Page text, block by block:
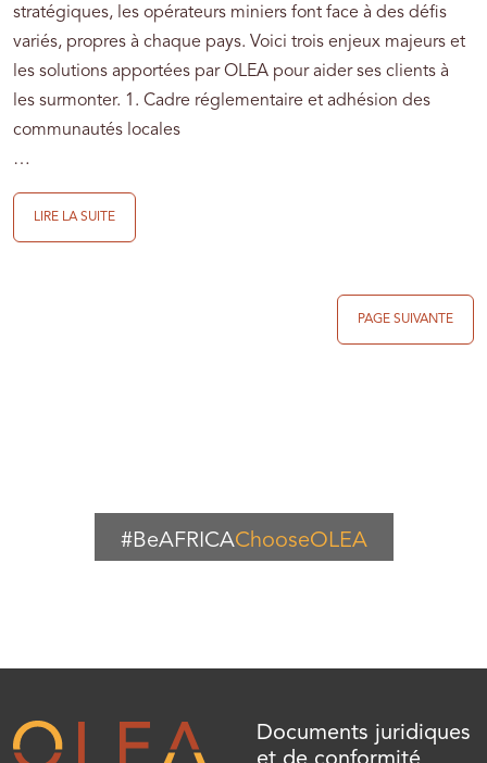
stratégiques, les opérateurs miniers font face à des défis
variés, propres à chaque pays. Voici trois enjeux majeurs et
les solutions apportées par OLEA pour aider ses clients à
les surmonter. 1. Cadre réglementaire et adhésion des
communautés locales
…
LIRE LA SUITE
PAGE SUIVANTE
#BeAFRICAChooseOLEA
Documents juridiques